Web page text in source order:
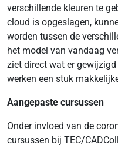
verschillende kleuren te
cloud is opgeslagen,
worden tussen de
het model van vandaag
ziet direct wat er
werken een stuk
Aangepaste cursussen
Onder invloed van de
cursussen bij TEC/